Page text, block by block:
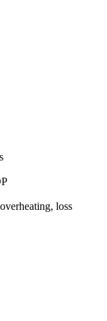
overheating, loss